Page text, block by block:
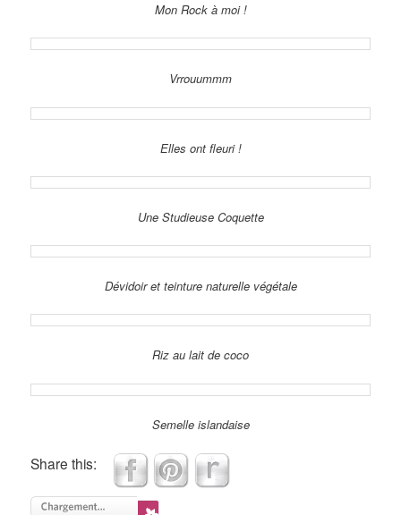
Mon Rock à moi !
Vrrouummm
Elles ont fleuri !
Une Studieuse Coquette
Dévidoir et teinture naturelle végétale
Riz au lait de coco
Semelle islandaise
Share this: